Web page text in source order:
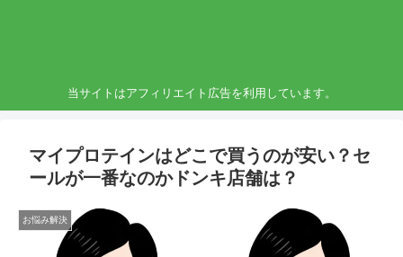
当サイトはアフィリエイト広告を利用しています。
マイプロテインはどこで買うのが安い？セ
ールが一番なのかドンキ店舗は？
お悩み解決